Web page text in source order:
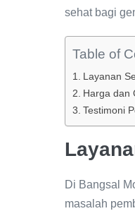
sehat bagi
Table of
Layanan
Harga dan
Testimoni
Di Bangsal
masalah